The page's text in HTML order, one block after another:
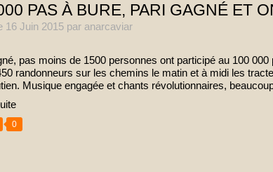
PAS À BURE, PARI GAGNÉ ET
16 Juin 2015 par anarcaviar
pas moins de 1500 personnes ont participé au 100
randonneurs sur les chemins le matin et à midi les
Musique engagée et chants révolutionnaires,
0